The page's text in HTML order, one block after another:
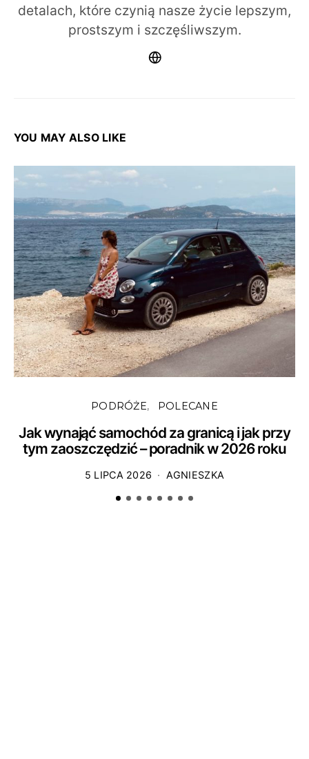
detalach, które czynią nasze życie lepszym,
prostszym i szczęśliwszym.
YOU MAY ALSO LIKE
PODRÓŻE POLECANE
Jak wynająć samochód za granicą i jak przy
tym zaoszczędzić – poradnik w 2026 roku
5 LIPCA 2026 AGNIESZKA